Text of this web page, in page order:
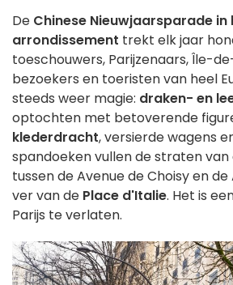
De Chinese Nieuwjaarsparade in
arrondissement trekt elk jaar
toeschouwers, Parijzenaars, Île-
bezoekers en toeristen van heel
steeds weer magie: draken- en
optochten met betoverende
klederdracht, versierde wagens
spandoeken vullen de straten van
tussen de Avenue de Choisy en
ver van de Place d'Italie. Het is
Parijs te verlaten.